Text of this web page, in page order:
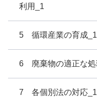
利用_1
5 循環産業の育成_1
6 廃棄物の適正な処
7 各個別法の対応_1